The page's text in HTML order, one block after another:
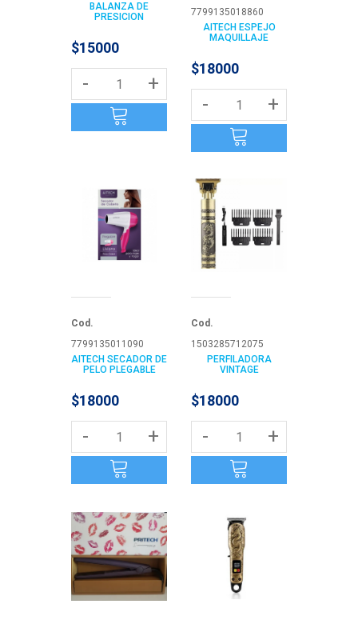
BALANZA DE
PRESICION
$15000
- +
7799135018860
AITECH ESPEJO
MAQUILLAJE
$18000
- +
Cod.
7799135011090
AITECH SECADOR DE
PELO PLEGABLE
$18000
- +
Cod.
1503285712075
PERFILADORA
VINTAGE
$18000
- +